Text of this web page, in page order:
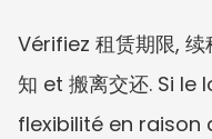
Vérifiez 租赁期限, 续
知 et 搬离交还. Si
flexibilité en raison